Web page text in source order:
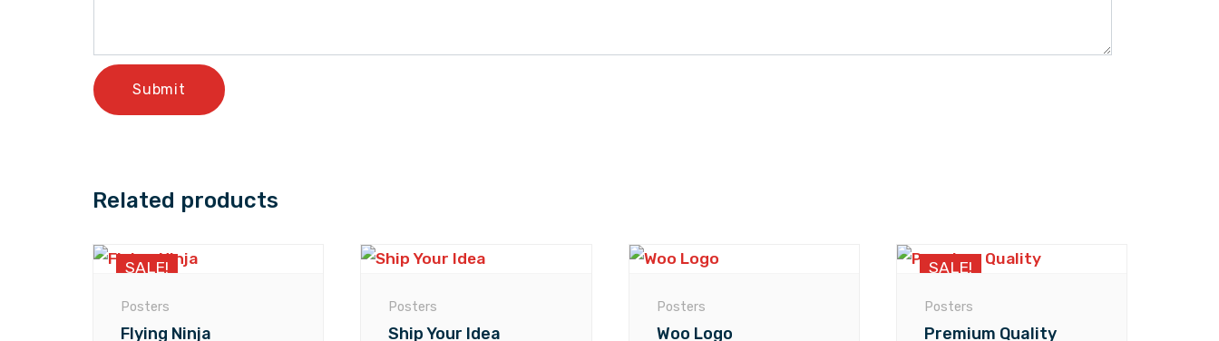
Related products
SALE!
Posters
Flying Ninja
Posters
Ship Your Idea
Posters
Woo Logo
SALE!
Posters
Premium Quality